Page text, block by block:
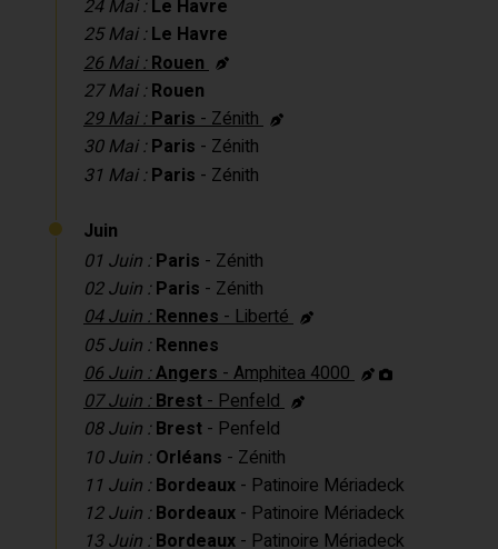
24 Mai : Le Havre
25 Mai : Le Havre
26 Mai : Rouen
27 Mai : Rouen
29 Mai :Paris- Zénith
30 Mai : Paris - Zénith
31 Mai : Paris - Zénith
Juin
01 Juin : Paris - Zénith
02 Juin : Paris - Zénith
04 Juin :Rennes- Liberté
05 Juin : Rennes
06 Juin :Angers- Amphitea 4000
07 Juin :Brest- Penfeld
08 Juin : Brest - Penfeld
10 Juin : Orléans - Zénith
11 Juin : Bordeaux - Patinoire Mériadeck
12 Juin : Bordeaux - Patinoire Mériadeck
13 Juin : Bordeaux - Patinoire Mériadeck